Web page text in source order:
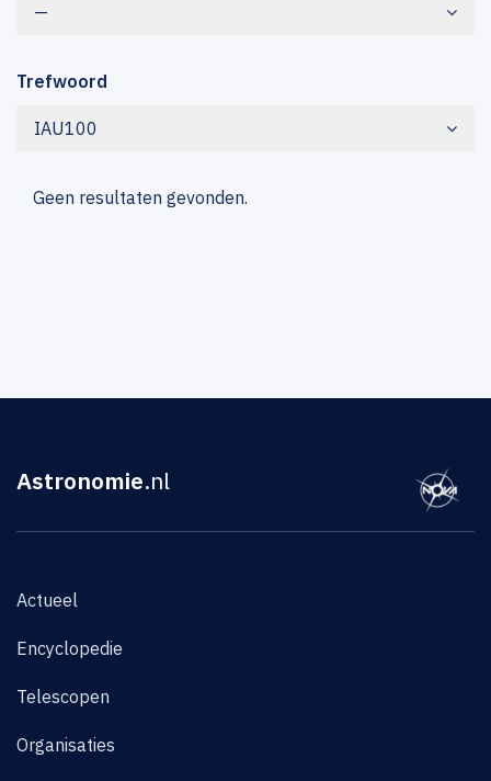
—
Trefwoord
IAU100
Geen resultaten gevonden.
Astronomie.nl
Actueel
Encyclopedie
Telescopen
Organisaties